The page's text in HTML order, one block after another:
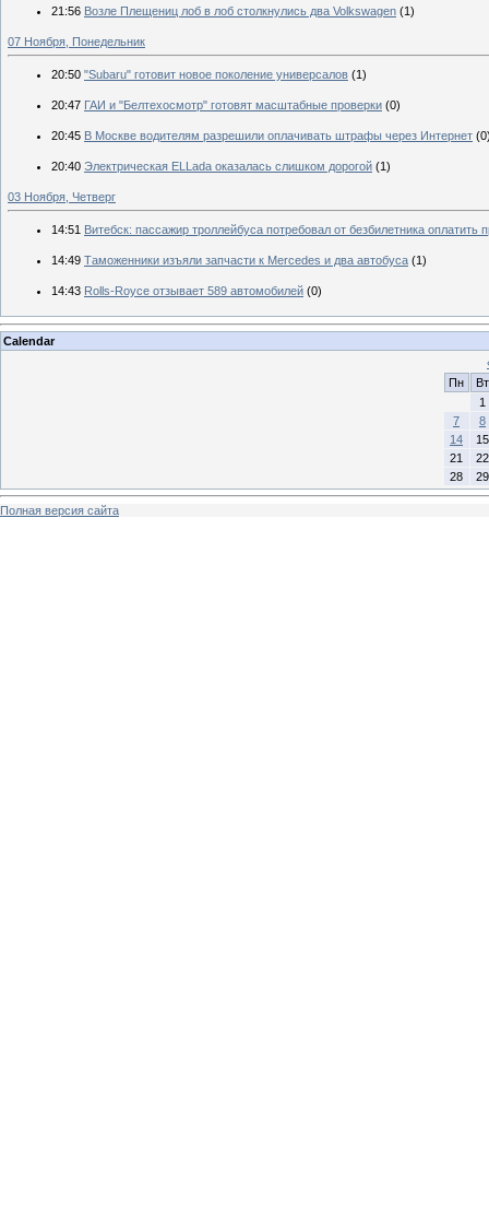
21:56 Возле Плещениц лоб в лоб столкнулись два Volkswagen (1)
07 Ноября, Понедельник
20:50 "Subaru" готовит новое поколение универсалов (1)
20:47 ГАИ и "Белтехосмотр" готовят масштабные проверки (0)
20:45 В Москве водителям разрешили оплачивать штрафы через Интернет
20:40 Электрическая ELLada оказалась слишком дорогой (1)
03 Ноября, Четверг
14:51 Витебск: пассажир троллейбуса потребовал от безбилетника оплатить
14:49 Таможенники изъяли запчасти к Mercedes и два автобуса (1)
14:43 Rolls-Royce отзывает 589 автомобилей (0)
Calendar
Пн
Вт
1
7
8
14
15
21
22
28
29
Полная версия сайта